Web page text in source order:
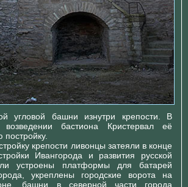
угловой башни изнутри крепости. В
бастиона Кристервал её
крепости ливонцы затеяли в конце
Ивангорода и развития русской
устроены платформы для батарей
укреплены городские ворота на
башни в северной части города